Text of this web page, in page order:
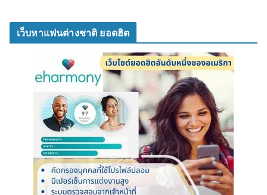
เว็บหาแฟนต่างชาติ ยอดฮิต